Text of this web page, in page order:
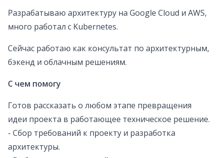
Разрабатываю архитектуру на Google Cloud и AWS,
много работал с Kubernetes.
Сейчас работаю как консультат по архитектурным,
бэкенд и облачным решениям.
С чем помогу
Готов рассказать о любом этапе превращения
идеи проекта в работающее техническое решение.
- Сбор требований к проекту и разработка
архитектуры.